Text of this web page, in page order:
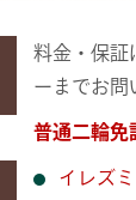
料金・保証
ーまでお問
普通二輪免
イレズ